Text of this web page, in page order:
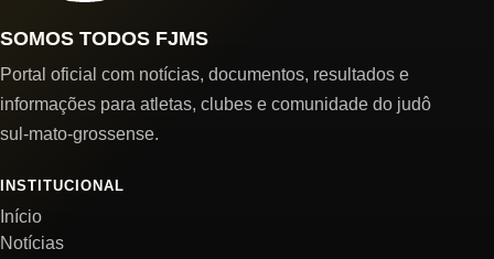
SOMOS TODOS FJMS
Portal oficial com notícias, documentos, resultados e
informações para atletas, clubes e comunidade do judô
sul-mato-grossense.
INSTITUCIONAL
Início
Notícias